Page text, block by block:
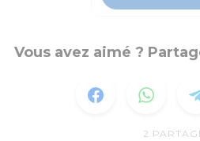
Vous avez aimé ?
2